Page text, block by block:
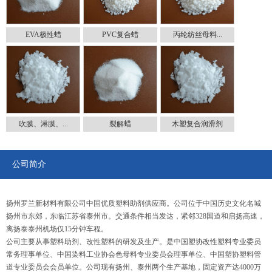
EVA极性蜡 PVC复合蜡 丙纶纺丝母料...
吹膜、淋膜、... 裂解蜡 木塑复合润滑剂
公司简介
扬州罗兰新材料有限公司中国优质塑料助剂供应商。公司位于中国历史文化名城
扬州市东郊，东临江苏省泰州市。交通条件相当发达，紧邻328国道和启扬高速，
离扬泰泰州机场仅15分钟车程。
公司主要从事塑料助剂、改性塑料的研发及生产。是中国塑协改性塑料专业委员
常务理事单位、中国染料工业协会色母料专业委员会理事单位、中国塑协塑料管
道专业委员会会员单位。公司现有扬州、泰州两个生产基地，固定资产达4000万